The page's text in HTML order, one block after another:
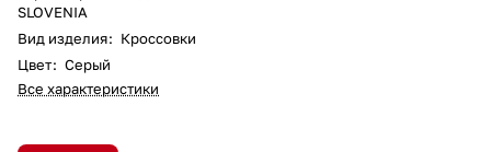
SLOVENIA
Вид изделия: Кроссовки
Цвет: Серый
Все характеристики